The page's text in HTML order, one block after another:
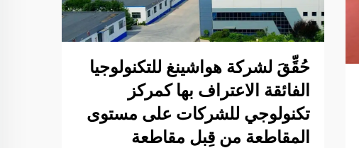
حُقِّقَ لشركة هواشينغ للتكنولوجيا
الفائقة الاعتراف بها كمركز
تكنولوجي للشركات على مستوى
المقاطعة من قِبل مقاطعة